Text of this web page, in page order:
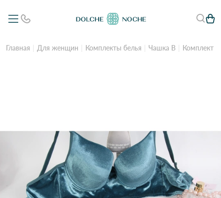
Главная Для женщин Комплекты белья Чашка B Комплект